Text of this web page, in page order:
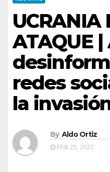
UCRANIA
ATAQUE |
redes
la
By Aldo Ortiz
FEB 25, 2022